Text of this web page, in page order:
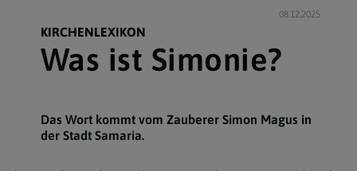
08.12.2025
KIRCHENLEXIKON
Was ist Simonie?
Das Wort kommt vom Zauberer Simon Magus in
der Stadt Samaria.